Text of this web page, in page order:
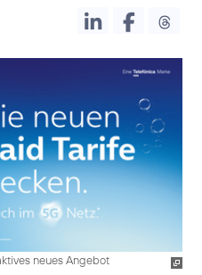
neues Angebot